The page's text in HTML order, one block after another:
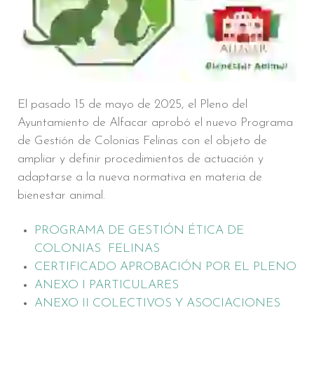
El pasado 15 de mayo de 2025, el Pleno del
Ayuntamiento de Alfacar aprobó el nuevo Programa
de Gestión de Colonias Felinas con el objeto de
ampliar y definir procedimientos de actuación y
adaptarse a la nueva normativa en materia de
bienestar animal.
PROGRAMA DE GESTIÓN ÉTICA DE
COLONIAS FELINAS
CERTIFICADO APROBACIÓN POR EL PLENO
ANEXO I PARTICULARES
ANEXO II COLECTIVOS Y ASOCIACIONES